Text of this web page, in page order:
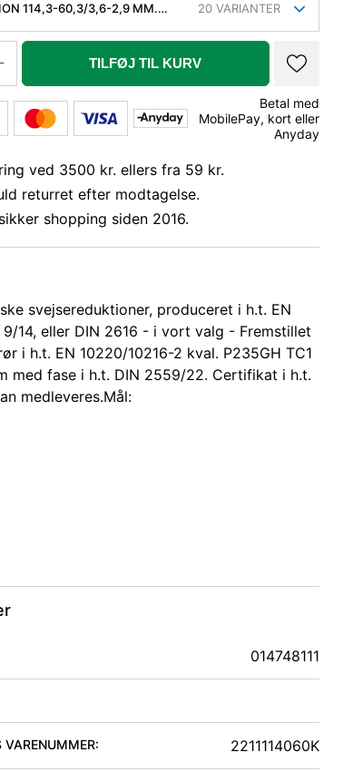
114,3-60,3/3,6-2,9 MM.
20 VARIANTER
TILFØJ TIL KURV
Betal med
MobilePay, kort eller
Anyday
ved 3500 kr. ellers fra 59 kr.
returret efter modtagelse.
shopping siden 2016.
svejsereduktioner, produceret i h.t. EN
14, eller DIN 2616 - i vort valg - Fremstillet
i h.t. EN 10220/10216-2 kval. P235GH TC1
med fase i h.t. DIN 2559/22. Certifikat i h.t.
medleveres.Mål:
014748111
VARENUMMER: 2211114060K